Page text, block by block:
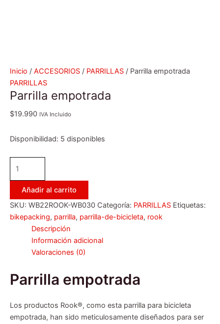
Inicio / ACCESORIOS / PARRILLAS / Parrilla empotrada
PARRILLAS
Parrilla empotrada
$19.990 IVA Incluido
Disponibilidad: 5 disponibles
Añadir al carrito
SKU: WB22ROOK-WB030 Categoría: PARRILLAS Etiquetas:
bikepacking, parrilla, parrilla-de-bicicleta, rook
Descripción
Información adicional
Valoraciones (0)
Parrilla empotrada
Los productos Rook®, como esta parrilla para bicicleta
empotrada, han sido meticulosamente diseñados para ser